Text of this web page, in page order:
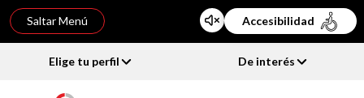
Saltar Menú Accesibilidad
Elige tu perfil De interés